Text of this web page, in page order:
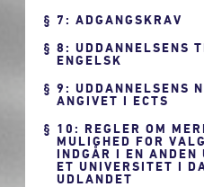
7: ADGANGSKRAV
8: UDDANNELSENS
ENGELSK
9: UDDANNELSENS
ANGIVET I ECTS
10: REGLER OM
MULIGHED FOR
INDGÅR I EN ANDEN
ET UNIVERSITET I
UDLANDET